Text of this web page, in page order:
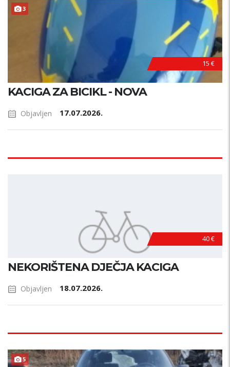
3
15 €
KACIGA ZA BICIKL - NOVA
Objavljen 17.07.2026.
40 €
NEKORIŠTENA DJEČJA KACIGA
Objavljen 18.07.2026.
5